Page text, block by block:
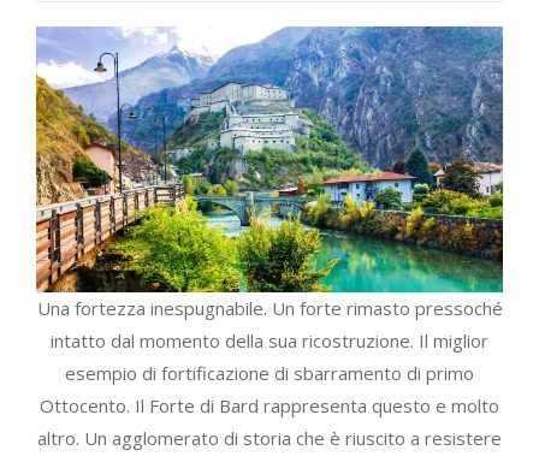
Una fortezza inespugnabile. Un forte rimasto pressoché
intatto dal momento della sua ricostruzione. Il miglior
esempio di fortificazione di sbarramento di primo
Ottocento. Il Forte di Bard rappresenta questo e molto
altro. Un agglomerato di storia che è riuscito a resistere